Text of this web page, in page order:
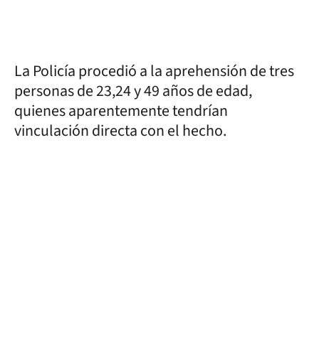
La Policía procedió a la aprehensión de tres
personas de 23,24 y 49 años de edad,
quienes aparentemente tendrían
vinculación directa con el hecho.